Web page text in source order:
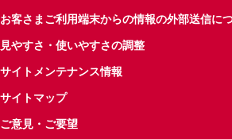
お客さまご利用端末からの情報の外部送信に
見やすさ・使いやすさの調整
サイトメンテナンス情報
サイトマップ
ご意見・ご要望